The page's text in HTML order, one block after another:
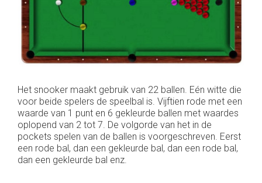
Het snooker maakt gebruik van 22 ballen. Eén witte die
voor beide spelers de speelbal is. Vijftien rode met een
waarde van 1 punt en 6 gekleurde ballen met waardes
oplopend van 2 tot 7. De volgorde van het in de
pockets spelen van de ballen is voorgeschreven. Eerst
een rode bal, dan een gekleurde bal, dan een rode bal,
dan een gekleurde bal enz.